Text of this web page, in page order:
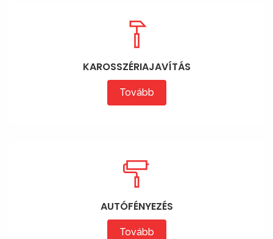
KAROSSZÉRIAJAVÍTÁS
Tovább
AUTÓFÉNYEZÉS
Tovább